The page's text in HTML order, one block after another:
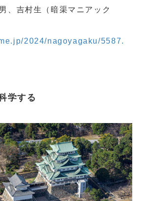
、吉村生（暗渠マニアック
2024/nagoyagaku/5587.
学する